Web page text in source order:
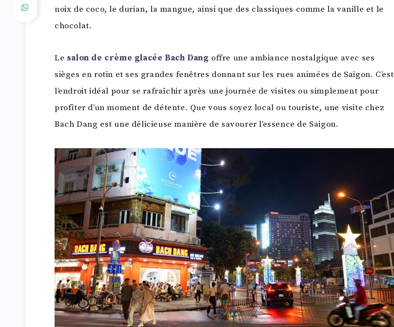
noix de coco, le durian, la mangue, ainsi que des classiques comme la vanille et le
chocolat.
Le salon de crème glacée Bach Dang offre une ambiance nostalgique avec ses
sièges en rotin et ses grandes fenêtres donnant sur les rues animées de Saigon. C’est
l’endroit idéal pour se rafraîchir après une journée de visites ou simplement pour
profiter d’un moment de détente. Que vous soyez local ou touriste, une visite chez
Bach Dang est une délicieuse manière de savourer l’essence de Saigon.